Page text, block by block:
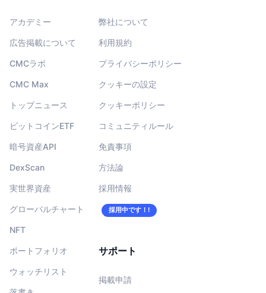
アカデミー
広告掲載について
CMCラボ
CMC Max
トップニュース
ビットコインETF
暗号資産API
DexScan
実世界資産
グローバルチャート
NFT
ポートフォリオ
ウォッチリスト
弊社について
利用規約
プライバシーポリシー
クッキーの設定
クッキーポリシー
コミュニティルール
免責事項
方法論
採用情報
採用中です！!
サポート
掲載申請